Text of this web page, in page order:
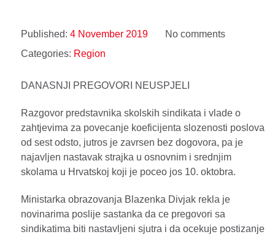
Published: 4 November 2019
No comments
Categories: Region
DANASNJI PREGOVORI NEUSPJELI
Razgovor predstavnika skolskih sindikata i vlade o
zahtjevima za povecanje koeficijenta slozenosti poslova
od sest odsto, jutros je zavrsen bez dogovora, pa je
najavljen nastavak strajka u osnovnim i srednjim
skolama u Hrvatskoj koji je poceo jos 10. oktobra.
Ministarka obrazovanja Blazenka Divjak rekla je
novinarima poslije sastanka da ce pregovori sa
sindikatima biti nastavljeni sjutra i da ocekuje postizanje